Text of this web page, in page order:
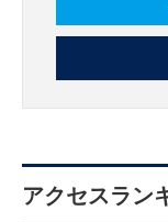
アクセスラン